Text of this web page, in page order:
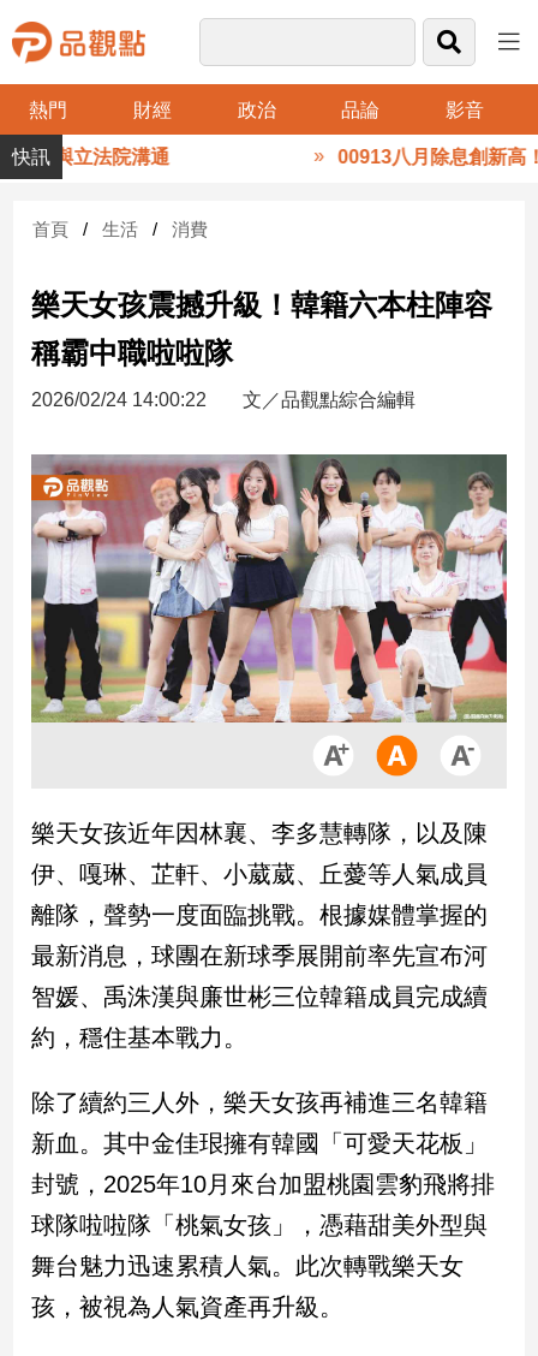
熱門 財經 政治 品論 影音
品
觀
財
台
財
新
產
經/
股
市
房
地
產
品
政
治
政
治
焦
品
觀
民
調
國
會
點
觀
與立法院溝通 00913八月除息創新高！
首頁 生活 消費
樂天女孩震撼升級！韓籍六本柱陣容
稱霸中職啦啦隊
2026/02/24 14:00:22 文／品觀點綜合編輯
樂天女孩近年因林襄、李多慧轉隊，以及陳
伊、嘎琳、芷軒、小葳葳、丘薆等人氣成員
離隊，聲勢一度面臨挑戰。根據媒體掌握的
最新消息，球團在新球季展開前率先宣布河
智媛、禹洙漢與廉世彬三位韓籍成員完成續
約，穩住基本戰力。
除了續約三人外，樂天女孩再補進三名韓籍
新血。其中金佳珢擁有韓國「可愛天花板」
封號，2025年10月來台加盟桃園雲豹飛將排
球隊啦啦隊「桃氣女孩」，憑藉甜美外型與
舞台魅力迅速累積人氣。此次轉戰樂天女
孩，被視為人氣資產再升級。